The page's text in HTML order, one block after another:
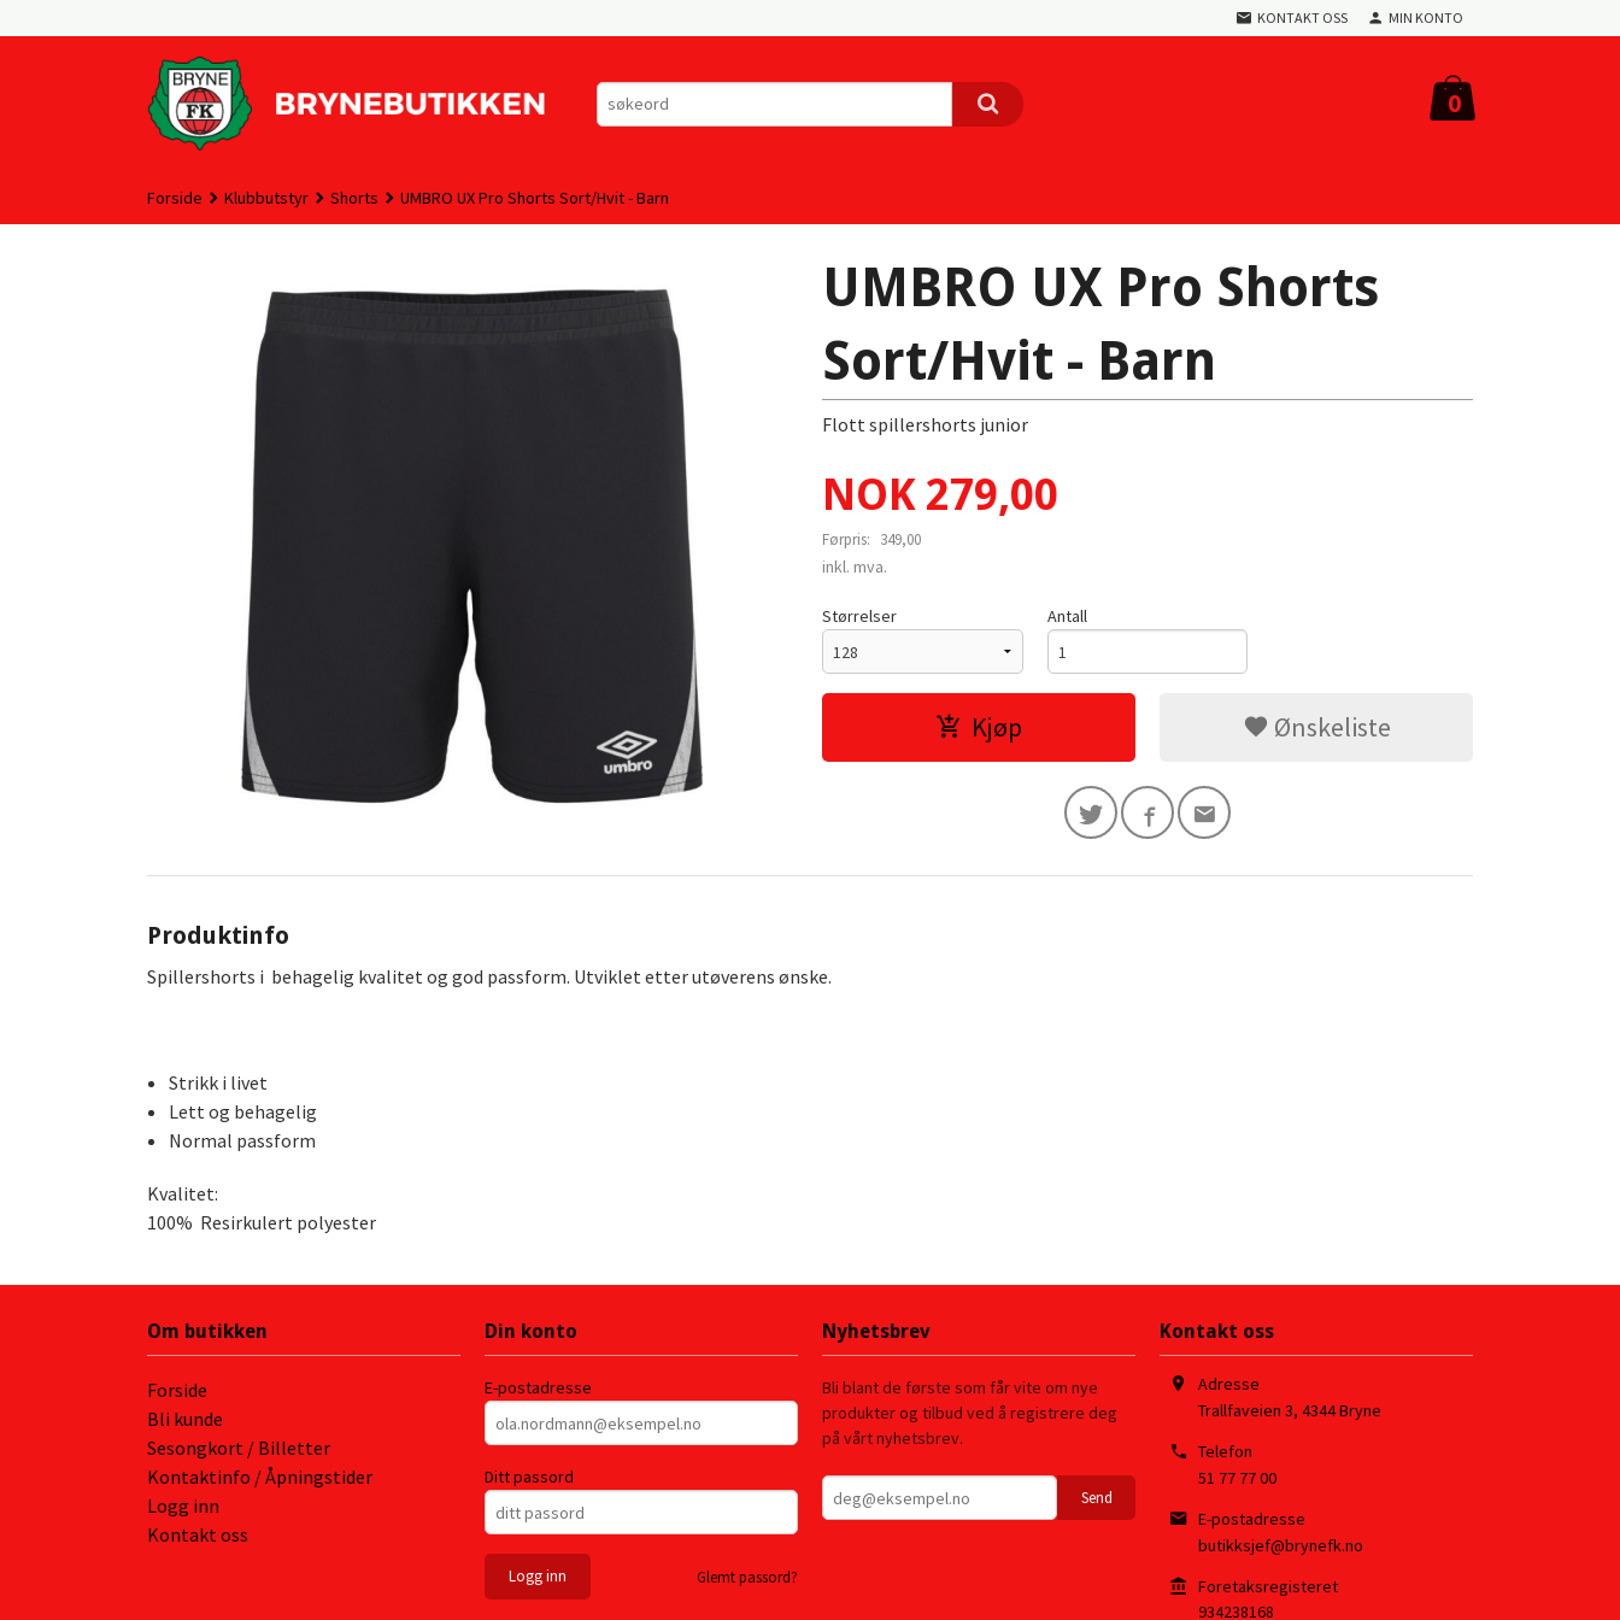
til
KONTAKT OSS MIN KONTO
0
Forside Klubbutstyr Shorts UMBRO UX Pro Shorts Sort/Hvit - Barn
UMBRO UX Pro Shorts
Sort/Hvit - Barn
Flott spillershorts junior
Tilbud
NOK 279,00
Førpris: 349,00
Rabatt
inkl. mva.
Størrelser Antall
Kjøp Ønskeliste
Produktinfo
Spillershorts i behagelig kvalitet og god passform. Utviklet etter utøverens ønske.
Strikk i livet
Lett og behagelig
Normal passform
Kvalitet:
100% Resirkulert polyester
Om butikken
Forside
Bli kunde
Sesongkort / Billetter
Kontaktinfo / Åpningstider
Logg inn
Kontakt oss
Din konto
E-postadresse
Ditt passord
Glemt passord?
Nyhetsbrev
Bli blant de første som får vite om nye
produkter og tilbud ved å registrere deg
på vårt nyhetsbrev.
Kontakt oss
Adresse
Trallfaveien 3, 4344Bryne
Telefon
51 77 77 00
E-postadresse
butikksjef@brynefk.no
Foretaksregisteret
934238168